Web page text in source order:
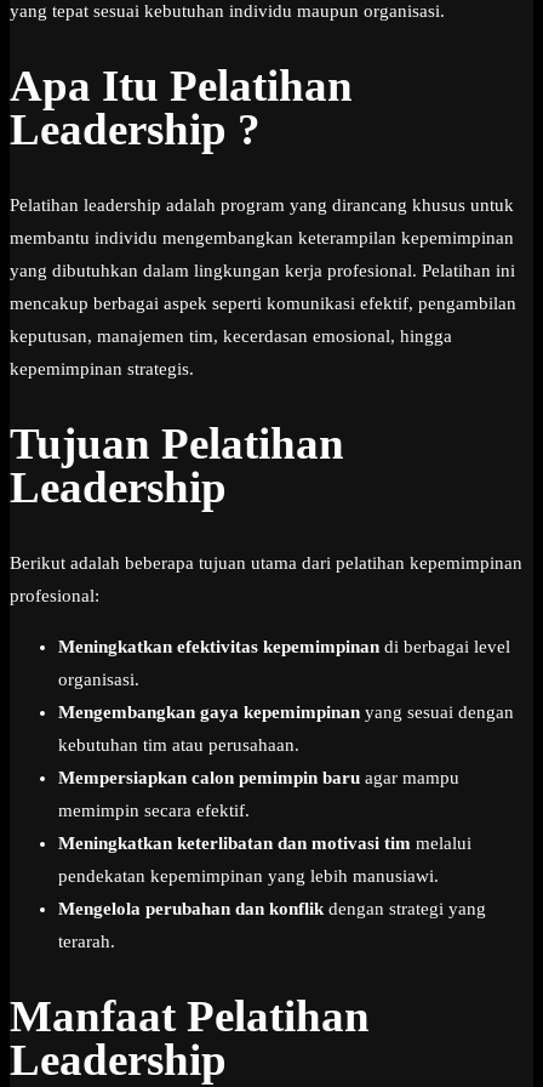
yang tepat sesuai kebutuhan individu maupun organisasi.
Apa Itu Pelatihan
Leadership ?
Pelatihan leadership adalah program yang dirancang khusus untuk
membantu individu mengembangkan keterampilan kepemimpinan
yang dibutuhkan dalam lingkungan kerja profesional. Pelatihan ini
mencakup berbagai aspek seperti komunikasi efektif, pengambilan
keputusan, manajemen tim, kecerdasan emosional, hingga
kepemimpinan strategis.
Tujuan Pelatihan
Leadership
Berikut adalah beberapa tujuan utama dari pelatihan kepemimpinan
profesional:
Meningkatkan efektivitas kepemimpinan di berbagai level
organisasi.
Mengembangkan gaya kepemimpinan yang sesuai dengan
kebutuhan tim atau perusahaan.
Mempersiapkan calon pemimpin baru agar mampu
memimpin secara efektif.
Meningkatkan keterlibatan dan motivasi tim melalui
pendekatan kepemimpinan yang lebih manusiawi.
Mengelola perubahan dan konflik dengan strategi yang
terarah.
Manfaat Pelatihan
Leadership